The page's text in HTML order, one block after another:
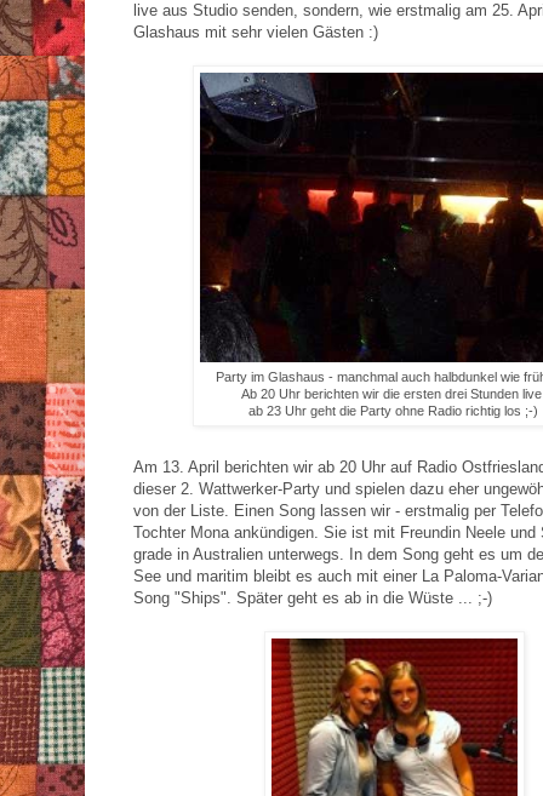
live aus Studio senden, sondern, wie erstmalig am 25.
Glashaus mit sehr vielen Gästen :)
Party im Glashaus - manchmal auch halbdunkel wie
Ab 20 Uhr berichten wir die ersten drei Stunden
ab 23 Uhr geht die Party ohne Radio richtig los ;-)
Am 13. April berichten wir ab 20 Uhr auf Radio
dieser 2. Wattwerker-Party und spielen dazu eher
von der Liste. Einen Song lassen wir - erstmalig per
Tochter Mona ankündigen. Sie ist mit Freundin Neele und
grade in Australien unterwegs. In dem Song geht es um
See und maritim bleibt es auch mit einer La Paloma-
Song "Ships". Später geht es ab in die Wüste ... ;-)